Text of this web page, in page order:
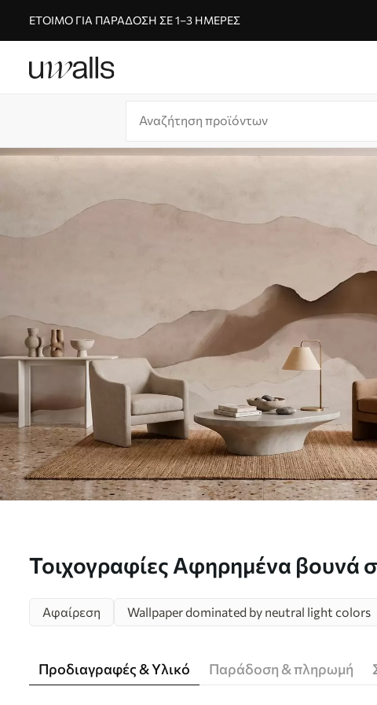
ΈΤΟΙΜΟ ΓΙΑ ΠΑΡΆΔΟΣΗ ΣΕ 1–3 ΗΜΈΡΕΣ
Τοιχογραφίες Αφηρημένα βουνά
Αφαίρεση Wallpaper dominated by neutral light colors
Προδιαγραφές & Υλικό Παράδοση & πληρωμή